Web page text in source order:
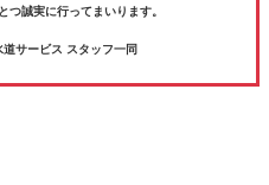
つ誠実に行ってまいります。
サービス スタッフ一同